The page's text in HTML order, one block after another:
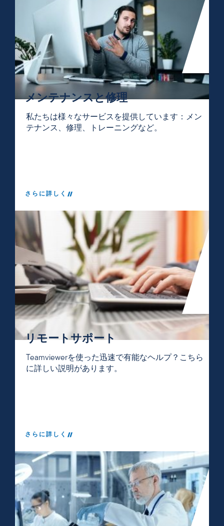
メンテナンスと修理
私たちは様々なサービスを提供しています：メン
テナンス、修理、トレーニングなど。
さらに詳しく
リモートサポート
Teamviewerを使った迅速で有能なヘルプ？こちら
に詳しい説明があります。
さらに詳しく